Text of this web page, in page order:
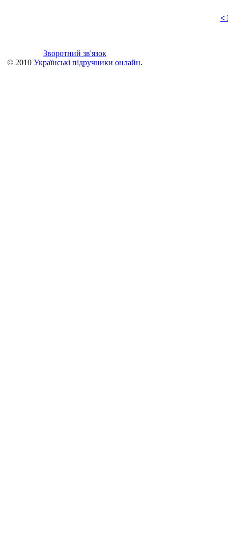
<
Зворотний зв'язок
© 2010 Українські підручники онлайн.